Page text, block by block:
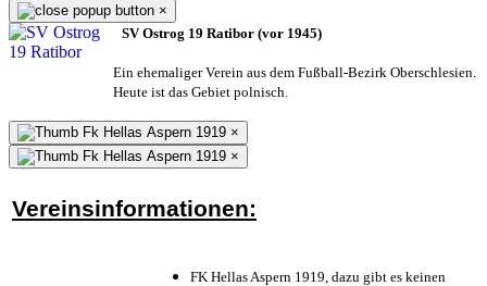
×
SV Ostrog 19 Ratibor (vor 1945)
Ein ehemaliger Verein aus dem Fußball-Bezirk Oberschlesien.
Heute ist das Gebiet polnisch.
×
×
Vereinsinformationen:
FK Hellas Aspern 1919, dazu gibt es keinen